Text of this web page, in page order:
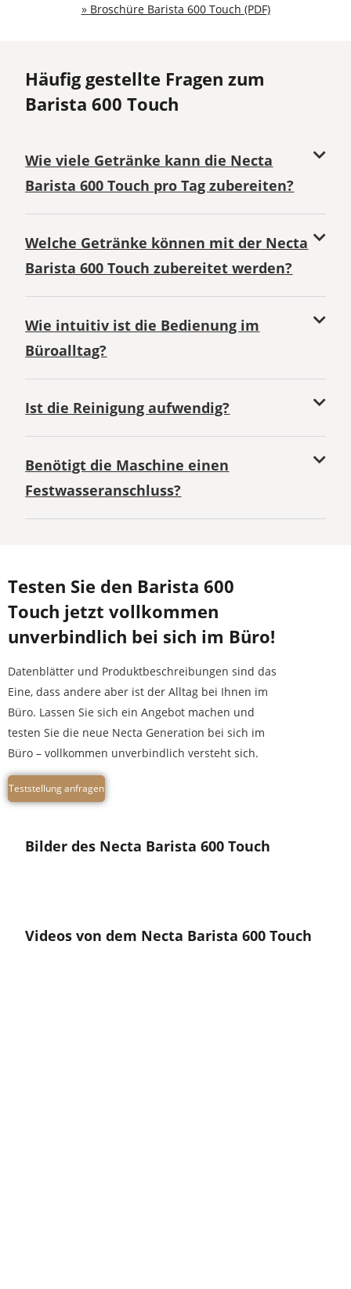
» Broschüre Barista 600 Touch (PDF)
Häufig gestellte Fragen zum
Barista 600 Touch
Wie viele Getränke kann die Necta
Barista 600 Touch pro Tag zubereiten?
Welche Getränke können mit der Necta
Barista 600 Touch zubereitet werden?
Wie intuitiv ist die Bedienung im
Büroalltag?
Ist die Reinigung aufwendig?
Benötigt die Maschine einen
Festwasseranschluss?
Testen Sie den Barista 600
Touch jetzt vollkommen
unverbindlich bei sich im Büro!
Datenblätter und Produktbeschreibungen sind das
Eine, dass andere aber ist der Alltag bei Ihnen im
Büro. Lassen Sie sich ein Angebot machen und
testen Sie die neue Necta Generation bei sich im
Büro – vollkommen unverbindlich versteht sich.
Teststellung anfragen
Bilder des Necta Barista 600 Touch
Videos von dem Necta Barista 600 Touch